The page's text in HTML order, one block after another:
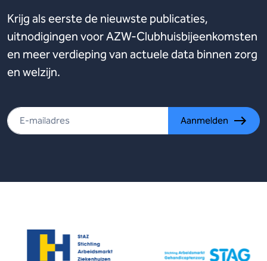
Krijg als eerste de nieuwste publicaties,
uitnodigingen voor AZW-Clubhuisbijeenkomsten
en meer verdieping van actuele data binnen zorg
en welzijn.
Aanmelden